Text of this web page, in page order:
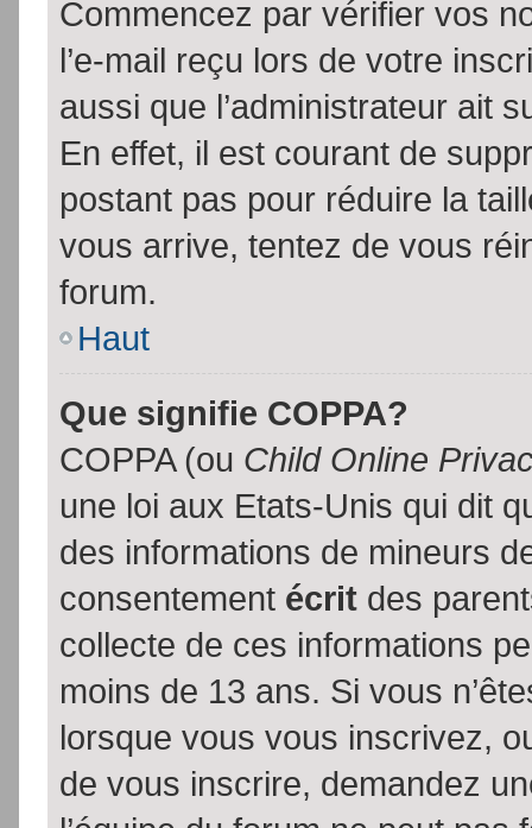
Commencez par vérifier vos
l’e-mail reçu lors de votre
aussi que l’administrateur ait
En effet, il est courant de
postant pas pour réduire la
vous arrive, tentez de vous
forum.
Haut
Que signifie COPPA?
COPPA (ou Child Online
une loi aux Etats-Unis qui dit
des informations de mineurs
consentement écrit des
collecte de ces informations
moins de 13 ans. Si vous
lorsque vous vous inscrivez,
de vous inscrire, demandez